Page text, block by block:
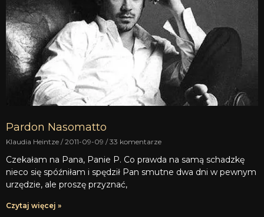
Pardon Nasomatto
Klaudia Heintze 2011-09-09 33 komentarze
Czekałam na Pana, Panie P. Co prawda na samą schadzkę
nieco się spóźniłam i spędził Pan smutne dwa dni w pewnym
urzędzie, ale proszę przyznać,
Czytaj więcej »